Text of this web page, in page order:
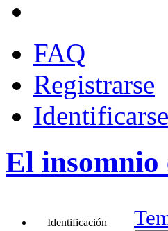
FAQ
Registrarse
Identificarse
El insomnio
Identificación